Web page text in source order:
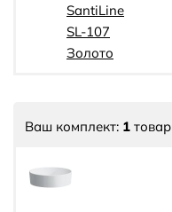
SantiLine
SL-107
Золото
Ваш комплект: 1 товар